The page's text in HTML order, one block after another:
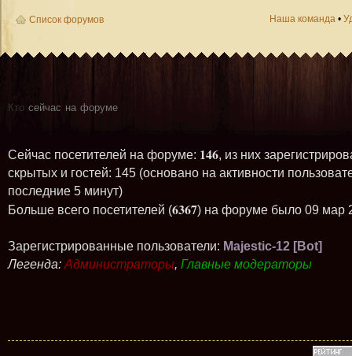
Список форумов Наша команда •
Кто сейчас на форуме
Сейчас посетителей на форуме: 146, из них
скрытых и гостей: 145 (основано на активности
последние 5 минут)
Больше всего посетителей (6367) на форуме было 09 мар
Зарегистрированные пользователи: Majestic-12 [Bot]
Легенда: Администраторы, Главные модераторы